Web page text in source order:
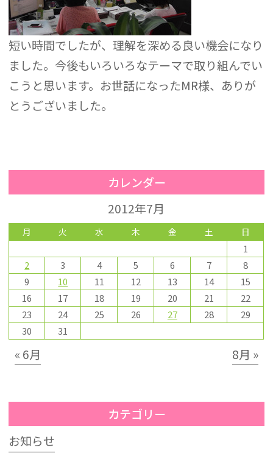
短い時間でしたが、理解を深める良い機会になり
ました。今後もいろいろなテーマで取り組んでい
こうと思います。お世話になったMR様、ありが
とうございました。
カレンダー
2012年7月
月 火 水 木 金 土 日
1
2
3 4 5 6 7
8
9
10 11 12 13 14
15
16
17 18 19 20 21
22
23
24 25 26 27 28
29
30
31
« 6月 8月 »
カテゴリー
お知らせ